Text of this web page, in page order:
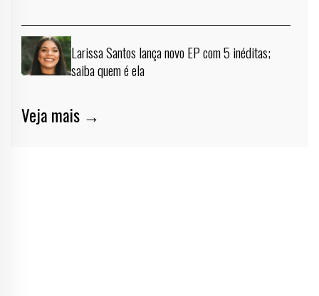
Larissa Santos lança novo EP com 5 inéditas;
saiba quem é ela
Veja mais →